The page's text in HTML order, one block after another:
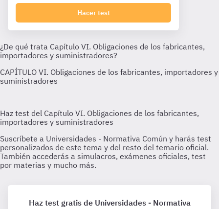
Hacer test
Haz test gratis de Universidades - Normativa